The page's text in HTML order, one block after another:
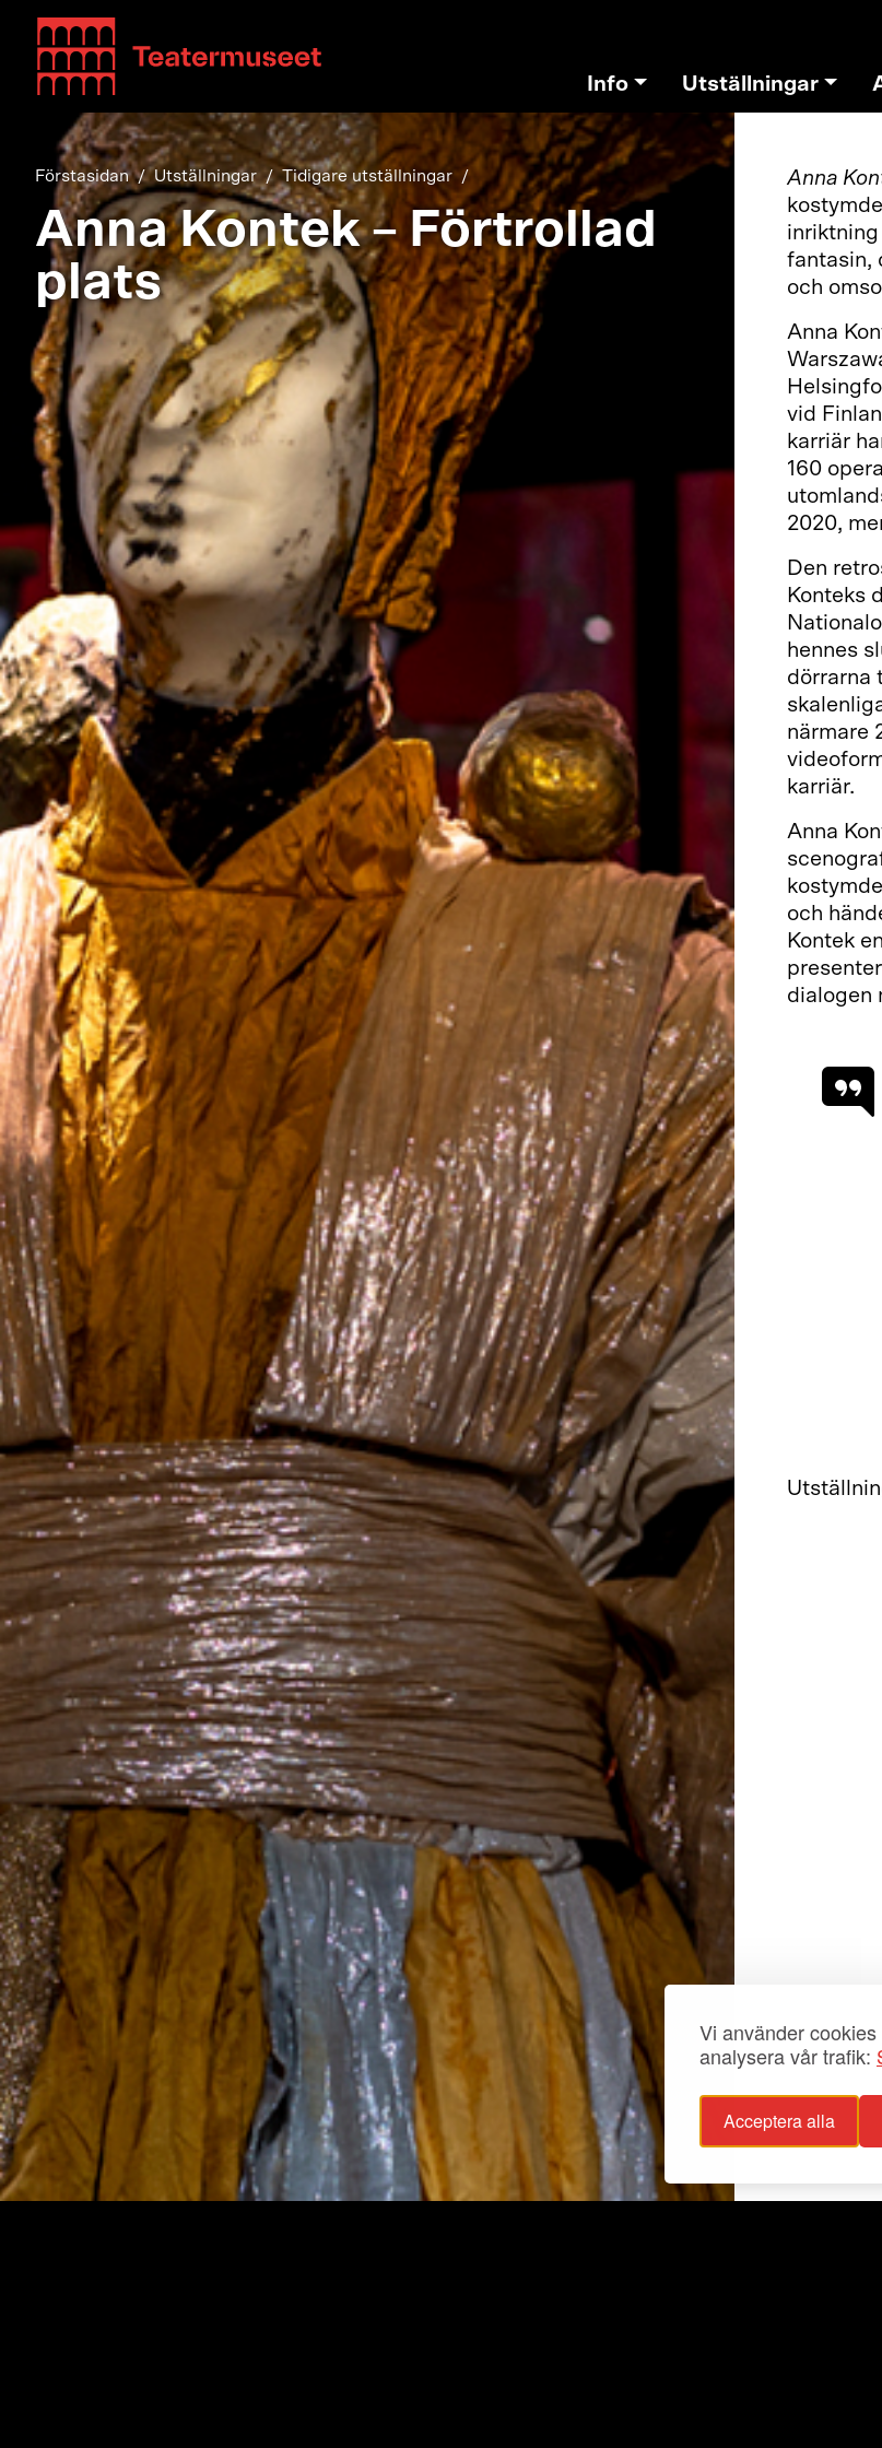
Vi använder
analysera vår trafik:
Acceptera alla
Teatterimuseo
Info Utställningar
Förstasidan Utställningar Tidigare utställningar
Anna Kontek – Förtrollad
plats
Anna
fantasin,
och
Anna
vid
karriär
160
2020,
Den
Konteks
hennes
dörrarna
närmare
karriär.
Anna
och
Kontek
dialogen